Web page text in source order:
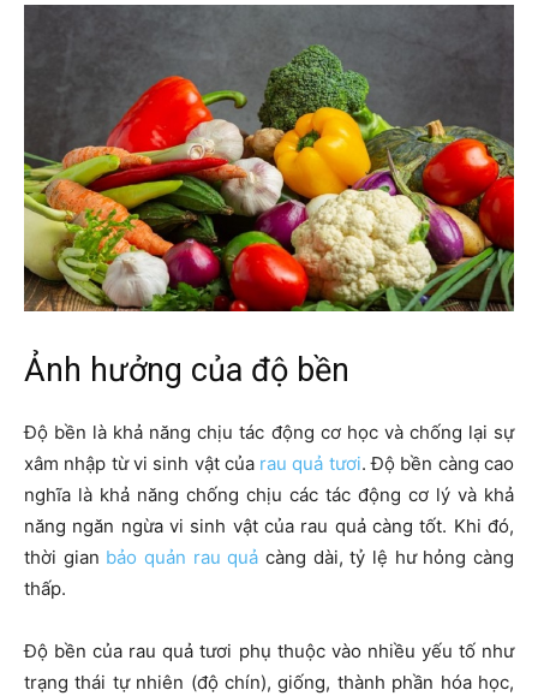
Ảnh hưởng của độ bền
Độ bền là khả năng chịu tác động cơ học và chống lại sự
xâm nhập từ vi sinh vật của rau quả tươi. Độ bền càng cao
nghĩa là khả năng chống chịu các tác động cơ lý và khả
năng ngăn ngừa vi sinh vật của rau quả càng tốt. Khi đó,
thời gian bảo quản rau quả càng dài, tỷ lệ hư hỏng càng
thấp.
Độ bền của rau quả tươi phụ thuộc vào nhiều yếu tố như
trạng thái tự nhiên (độ chín), giống, thành phần hóa học,